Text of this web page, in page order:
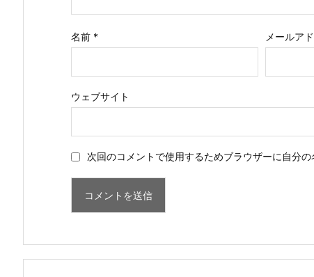
名前 * メールア
ウェブサイト
次回のコメントで使用するためブラウザーに自分